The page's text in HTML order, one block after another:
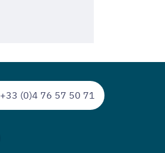
+33 (0)4 76 57 50 71